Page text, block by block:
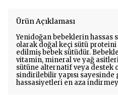
Ürün Açıklaması
Yenidoğan bebeklerin
olarak doğal keçi sütü
edilmiş bebek sütüdür.
vitamin, mineral ve yağ
sütüne alternatif veya destek
sindirilebilir yapısı sayesinde
hassasiyetleri en aza